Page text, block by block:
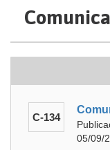
C-134
05/09/